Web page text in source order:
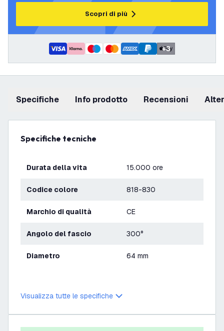
Scopri di più
+3
Specifiche info prodotto recensioni
Specifiche tecniche
Durata della vita 15.000 ore
Codice colore 818-830
Marchio di qualità CE
Angolo del fascio 300°
Diametro 64 mm
Visualizza tutte le specifiche